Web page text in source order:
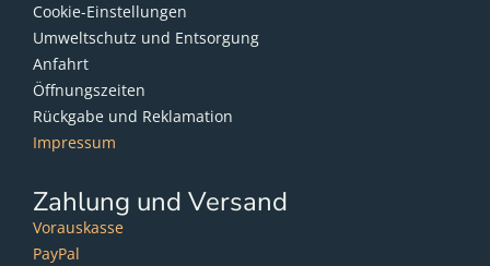
Cookie-Einstellungen
Umweltschutz und Entsorgung
Anfahrt
Öffnungszeiten
Rückgabe und Reklamation
Impressum
Zahlung und Versand
Vorauskasse
PayPal